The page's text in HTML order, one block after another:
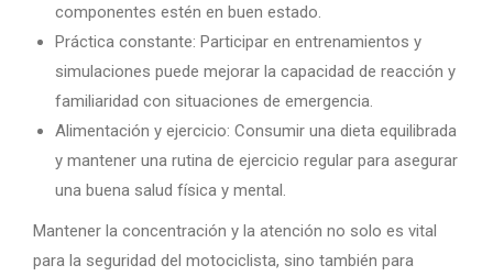
componentes estén en buen estado.
Práctica constante: Participar en entrenamientos y
simulaciones puede mejorar la capacidad de reacción y
familiaridad con situaciones de emergencia.
Alimentación y ejercicio: Consumir una dieta equilibrada
y mantener una rutina de ejercicio regular para asegurar
una buena salud física y mental.
Mantener la concentración y la atención no solo es vital
para la seguridad del motociclista, sino también para